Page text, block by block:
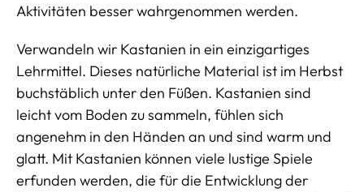
Aktivitäten besser wahrgenommen werden.
Verwandeln wir Kastanien in ein einzigartiges
Lehrmittel. Dieses natürliche Material ist im Herbst
buchstäblich unter den Füßen. Kastanien sind
leicht vom Boden zu sammeln, fühlen sich
angenehm in den Händen an und sind warm und
glatt. Mit Kastanien können viele lustige Spiele
erfunden werden, die für die Entwicklung der